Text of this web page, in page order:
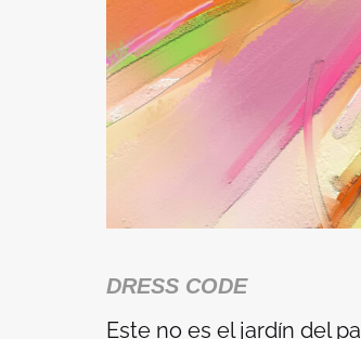
DRESS CODE
Este no es el jardín del